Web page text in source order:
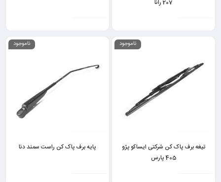
207 رانا
ناموجود
تیغه برف پاک کن شرکتی ایساکو پژو
405 پارس
ناموجود
پایه برف پاک کن راست سمند دنا